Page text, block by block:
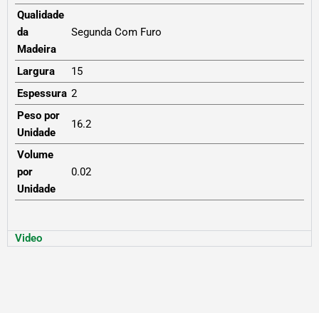
Qualidade
da
Madeira
Segunda Com Furo
Largura
15
Espessura 2
Peso por
Unidade
16.2
Volume
por
Unidade
0.02
Video